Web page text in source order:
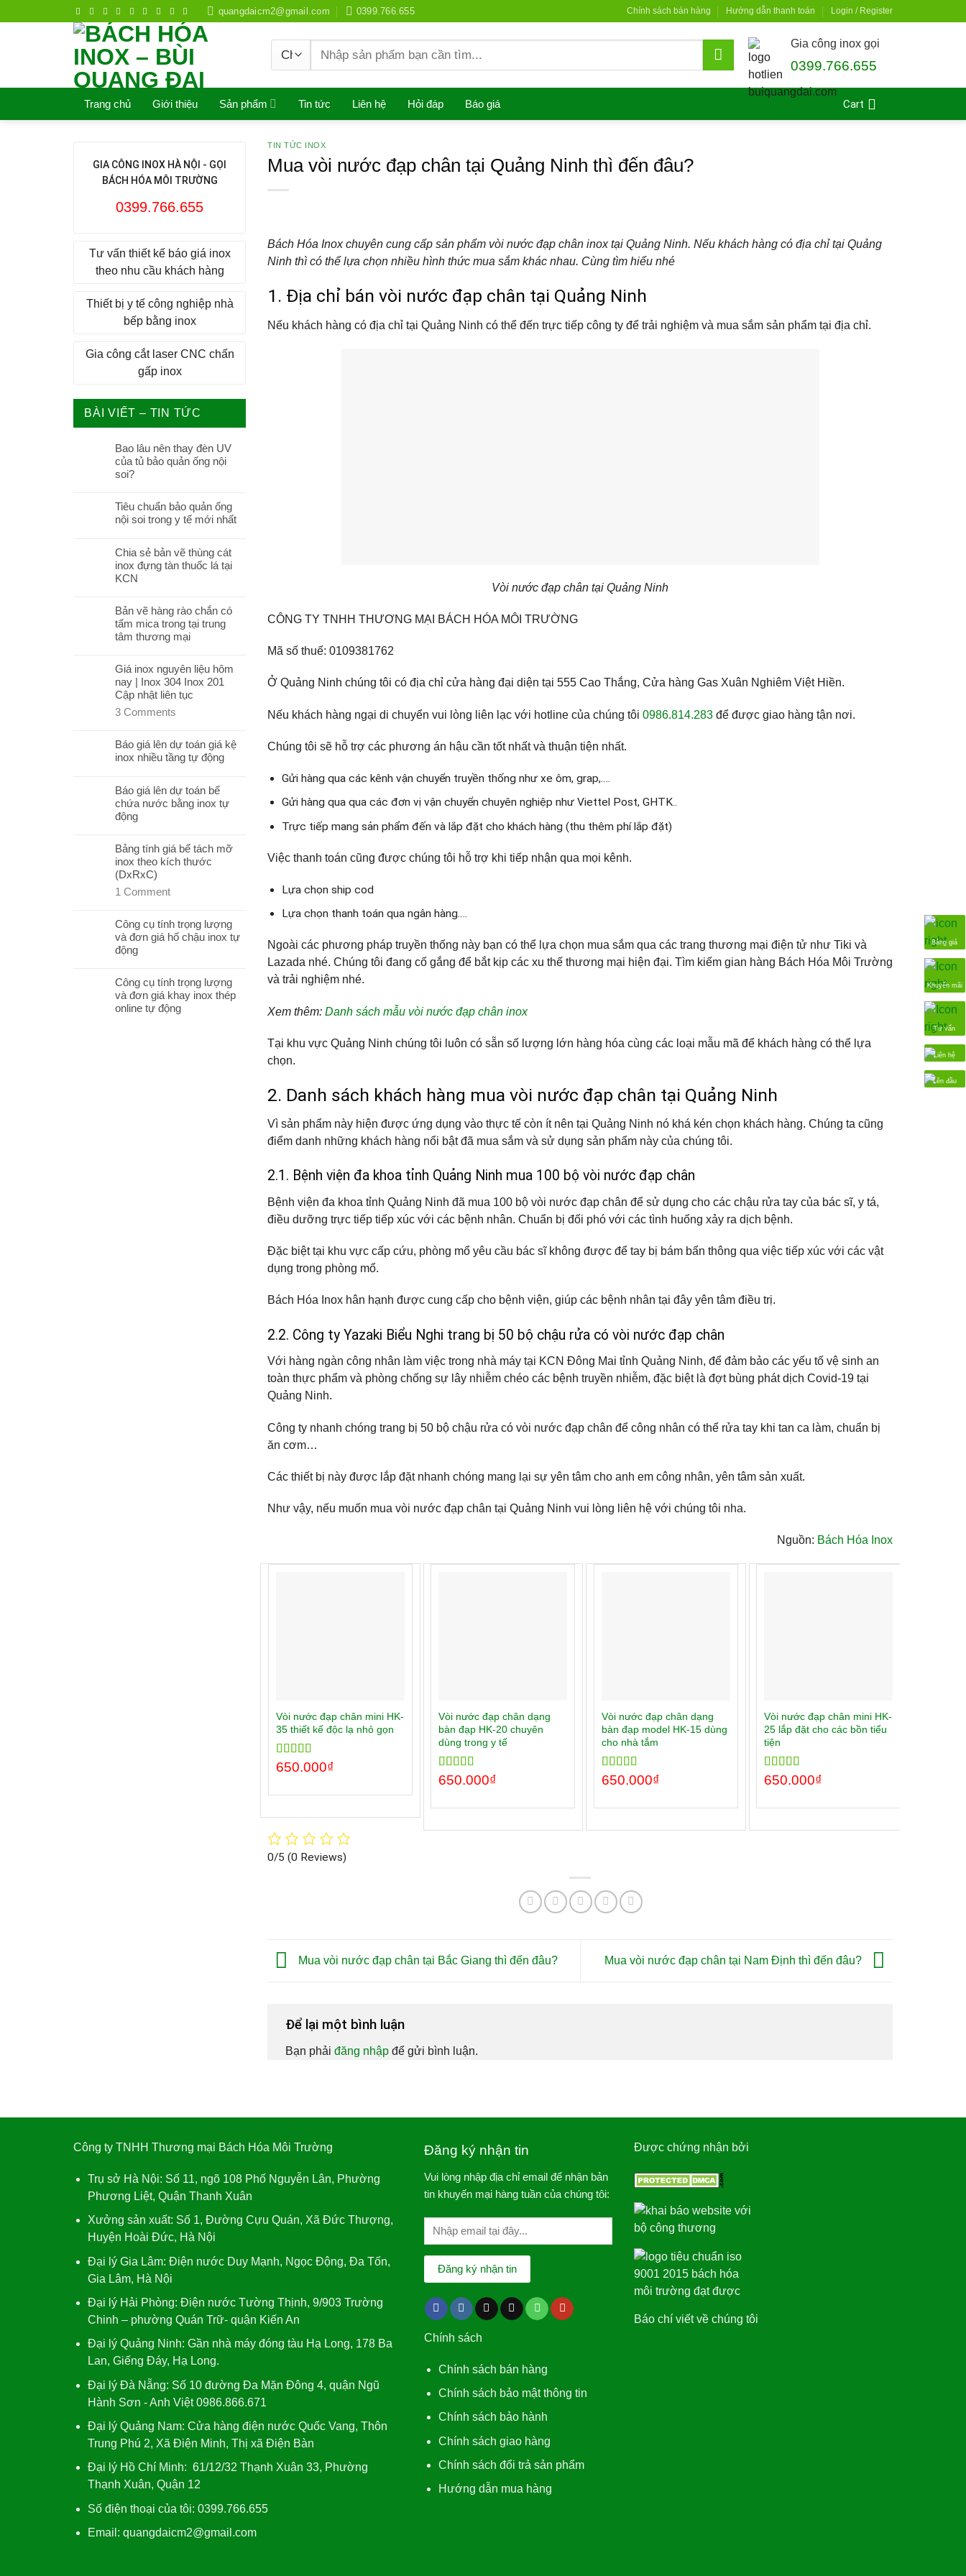
to
quangdaicm2@gmail.com 0399.766.655 Chính sách bán hàng Hướng dẫn thanh toán Login / Register
Search
Gia công inox gọi
0399.766.655
Trang chủ Giới thiệu Sản phẩm Tin tức Liên hệ Hỏi đáp Báo giá Cart
GIA CÔNG INOX HÀ NỘI - GỌI
BÁCH HÓA MÔI TRƯỜNG
0399.766.655
Tư vấn thiết kế báo giá inox
theo nhu cầu khách hàng
Thiết bị y tế công nghiệp nhà
bếp bằng inox
Gia công cắt laser CNC chấn
gấp inox
BÀI VIẾT – TIN TỨC
Bao lâu nên thay đèn UV
của tủ bảo quản ống nội
soi?
Tiêu chuẩn bảo quản ống
nội soi trong y tế mới nhất
Chia sẻ bản vẽ thùng cát
inox đựng tàn thuốc lá tại
KCN
Bản vẽ hàng rào chắn có
tấm mica trong tại trung
tâm thương mại
Giá inox nguyên liệu hôm
nay | Inox 304 Inox 201
Cập nhật liên tục
3 Comments
Báo giá lên dự toán giá kệ
inox nhiều tầng tự động
Báo giá lên dự toán bể
chứa nước bằng inox tự
động
Bảng tính giá bể tách mỡ
inox theo kích thước
(DxRxC)
1 Comment
Công cụ tính trọng lượng
và đơn giá hố chậu inox tự
động
Công cụ tính trọng lượng
và đơn giá khay inox thép
online tự động
TIN TỨC INOX
Mua vòi nước đạp chân tại Quảng Ninh thì đến đâu?
Bách Hóa Inox chuyên cung cấp sản phẩm vòi nước đạp chân inox tại Quảng Ninh. Nếu khách hàng có địa chỉ tại Quảng
Ninh thì có thể lựa chọn nhiều hình thức mua sắm khác nhau. Cùng tìm hiểu nhé
1. Địa chỉ bán vòi nước đạp chân tại Quảng Ninh
Nếu khách hàng có địa chỉ tại Quảng Ninh có thể đến trực tiếp công ty để trải nghiệm và mua sắm sản phẩm tại địa chỉ.
Vòi nước đạp chân tại Quảng Ninh
CÔNG TY TNHH THƯƠNG MẠI BÁCH HÓA MÔI TRƯỜNG
Mã số thuế: 0109381762
Ở Quảng Ninh chúng tôi có địa chỉ cửa hàng đại diện tại 555 Cao Thắng, Cửa hàng Gas Xuân Nghiêm Việt Hiền.
Nếu khách hàng ngại di chuyển vui lòng liên lạc với hotline của chúng tôi 0986.814.283 để được giao hàng tận nơi.
Chúng tôi sẽ hỗ trợ các phương án hậu cần tốt nhất và thuận tiện nhất.
Gửi hàng qua các kênh vận chuyển truyền thống như xe ôm, grap,….
Gửi hàng qua qua các đơn vị vận chuyển chuyên nghiệp như Viettel Post, GHTK..
Trực tiếp mang sản phẩm đến và lắp đặt cho khách hàng (thu thêm phí lắp đặt)
Việc thanh toán cũng được chúng tôi hỗ trợ khi tiếp nhận qua mọi kênh.
Lựa chọn ship cod
Lựa chọn thanh toán qua ngân hàng….
Ngoài các phương pháp truyền thống này bạn có thể lựa chọn mua sắm qua các trang thương mại điện tử như Tiki và
Lazada nhé. Chúng tôi đang cố gắng để bắt kịp các xu thế thương mại hiện đại. Tìm kiếm gian hàng Bách Hóa Môi Trường
và trải nghiệm nhé.
Xem thêm: Danh sách mẫu vòi nước đạp chân inox
Tại khu vực Quảng Ninh chúng tôi luôn có sẵn số lượng lớn hàng hóa cùng các loại mẫu mã để khách hàng có thể lựa
chọn.
2. Danh sách khách hàng mua vòi nước đạp chân tại Quảng Ninh
Vì sản phẩm này hiện được ứng dụng vào thực tế còn ít nên tại Quảng Ninh nó khá kén chọn khách hàng. Chúng ta cũng
điểm danh những khách hàng nổi bật đã mua sắm và sử dụng sản phẩm này của chúng tôi.
2.1. Bệnh viện đa khoa tỉnh Quảng Ninh mua 100 bộ vòi nước đạp chân
Bệnh viện đa khoa tỉnh Quảng Ninh đã mua 100 bộ vòi nước đạp chân để sử dụng cho các chậu rửa tay của bác sĩ, y tá,
điều dưỡng trực tiếp tiếp xúc với các bệnh nhân. Chuẩn bị đối phó với các tình huống xảy ra dịch bệnh.
Đặc biệt tại khu vực cấp cứu, phòng mổ yêu cầu bác sĩ không được để tay bị bám bẩn thông qua việc tiếp xúc với các vật
dụng trong phòng mổ.
Bách Hóa Inox hân hạnh được cung cấp cho bệnh viện, giúp các bệnh nhân tại đây yên tâm điều trị.
2.2. Công ty Yazaki Biểu Nghi trang bị 50 bộ chậu rửa có vòi nước đạp chân
Với hàng ngàn công nhân làm việc trong nhà máy tại KCN Đông Mai tỉnh Quảng Ninh, để đảm bảo các yếu tố vệ sinh an
toàn thực phẩm và phòng chống sự lây nhiễm chéo các bệnh truyền nhiễm, đặc biệt là đợt bùng phát dịch Covid-19 tại
Quảng Ninh.
Công ty nhanh chóng trang bị 50 bộ chậu rửa có vòi nước đạp chân để công nhân có thể rửa tay khi tan ca làm, chuẩn bị
ăn cơm…
Các thiết bị này được lắp đặt nhanh chóng mang lại sự yên tâm cho anh em công nhân, yên tâm sản xuất.
Như vậy, nếu muốn mua vòi nước đạp chân tại Quảng Ninh vui lòng liên hệ với chúng tôi nha.
Nguồn: Bách Hóa Inox
Vòi nước đạp chân mini HK-
35 thiết kế độc lạ nhỏ gọn
Rated5.00
650.000₫
Vòi nước đạp chân dạng
bàn đạp HK-20 chuyên
dùng trong y tế
Rated5.00
650.000₫
Vòi nước đạp chân dạng
bàn đạp model HK-15 dùng
cho nhà tắm
Rated5.00
650.000₫
Vòi nước đạp chân mini HK-
25 lắp đặt cho các bồn tiểu
tiện
Rated5.00
650.000₫
0/5 (0 Reviews)
Mua vòi nước đạp chân tại Bắc Giang thì đến đâu? Mua vòi nước đạp chân tại Nam Định thì đến đâu?
Để lại một bình luận
Bạn phải đăng nhập để gửi bình luận.
Công ty TNHH Thương mại Bách Hóa Môi Trường
Trụ sở Hà Nội: Số 11, ngõ 108 Phố Nguyễn Lân, Phường
Phương Liệt, Quận Thanh Xuân
Xưởng sản xuất: Số 1, Đường Cựu Quán, Xã Đức Thượng,
Huyện Hoài Đức, Hà Nội
Đại lý Gia Lâm: Điện nước Duy Mạnh, Ngọc Động, Đa Tốn,
Gia Lâm, Hà Nội
Đại lý Hải Phòng: Điện nước Tường Thịnh, 9/903 Trường
Chinh – phường Quán Trữ- quận Kiến An
Đại lý Quảng Ninh: Gần nhà máy đóng tàu Hạ Long, 178 Ba
Lan, Giếng Đáy, Hạ Long.
Đại lý Đà Nẵng: Số 10 đường Đa Mặn Đông 4, quận Ngũ
Hành Sơn - Anh Việt 0986.866.671
Đại lý Quảng Nam: Cửa hàng điện nước Quốc Vang, Thôn
Trung Phú 2, Xã Điện Minh, Thị xã Điện Bàn
Đại lý Hồ Chí Minh: 61/12/32 Thạnh Xuân 33, Phường
Thạnh Xuân, Quận 12
Số điện thoại của tôi: 0399.766.655
Email: quangdaicm2@gmail.com
Đăng ký nhận tin
Vui lòng nhập địa chỉ email để nhận bản
tin khuyến mại hàng tuần của chúng tôi:
Chính sách
Chính sách bán hàng
Chính sách bảo mật thông tin
Chính sách bảo hành
Chính sách giao hàng
Chính sách đổi trả sản phẩm
Hướng dẫn mua hàng
Được chứng nhận bởi
Báo chí viết về chúng tôi
Bảng giá
Khuyến mãi
Tư vấn
Liên hệ
Lên đầu